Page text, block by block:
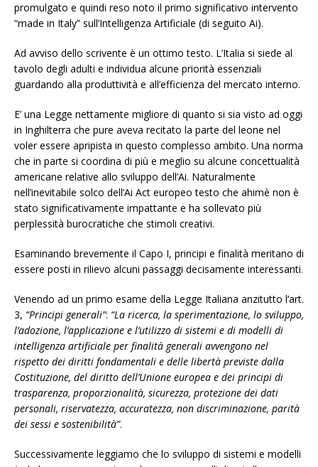
promulgato e quindi reso noto il primo significativo intervento
“made in Italy” sull’Intelligenza Artificiale (di seguito Ai).
Ad avviso dello scrivente è un ottimo testo. L’Italia si siede al
tavolo degli adulti e individua alcune priorità essenziali
guardando alla produttività e all’efficienza del mercato interno.
E’ una Legge nettamente migliore di quanto si sia visto ad oggi
in Inghilterra che pure aveva recitato la parte del leone nel
voler essere apripista in questo complesso ambito. Una norma
che in parte si coordina di più e meglio su alcune concettualità
americane relative allo sviluppo dell’Ai. Naturalmente
nell’inevitabile solco dell’Ai Act europeo testo che ahimè non è
stato significativamente impattante e ha sollevato più
perplessità burocratiche che stimoli creativi.
Esaminando brevemente il Capo I, principi e finalità meritano di
essere posti in rilievo alcuni passaggi decisamente interessanti.
Venendo ad un primo esame della Legge Italiana anzitutto l’art.
3, “Principi generali”: “La ricerca, la sperimentazione, lo sviluppo,
l’adozione, l’applicazione e l’utilizzo di sistemi e di modelli di
intelligenza artificiale per finalità generali avvengono nel
rispetto dei diritti fondamentali e delle libertà previste dalla
Costituzione, del diritto dell’Unione europea e dei principi di
trasparenza, proporzionalità, sicurezza, protezione dei dati
personali, riservatezza, accuratezza, non discriminazione, parità
dei sessi e sostenibilità”.
Successivamente leggiamo che lo sviluppo di sistemi e modelli